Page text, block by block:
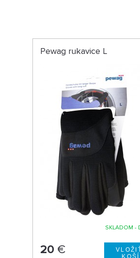
Pewag rukavice L
SKLADOM -
20 €